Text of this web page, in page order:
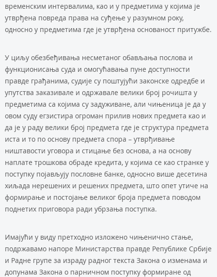
временским интервалима, као и у предметима у којима је
утврђена повреда права на суђење у разумном року,
односно у предметима где је утврђена основаност притужбе.
У циљу обезбеђивања несметаног обављања послова и
функционисања суда и омогућавања пуне доступности
правде грађанима, судије су поштујући законске одредбе и
упутства заказивале и одржавале велики број рочишта у
предметима са којима су задуживане, али чињеница је да у
овом суду егзистира огроман прилив нових предмета као и
да је у раду велики број предмета где је структура предмета
иста и то по основу предмета спора – утврђивање
ништавости уговора и стицање без основа, а на основу
наплате трошкова обраде кредита, у којима се као странке у
поступку појављују пословне банке, односно више десетина
хиљада нерешених и решених предмета, што опет утиче на
формирање и постојање великог броја предмета поводом
поднетих приговора ради убрзања поступка.
Имајући у виду претходно изложено чињенично стање,
подржавамо напоре Министарства правде Републике Србије
и Радне групе за израду радног текста Закона о изменама и
допунама Закона о парничном поступку формиране од